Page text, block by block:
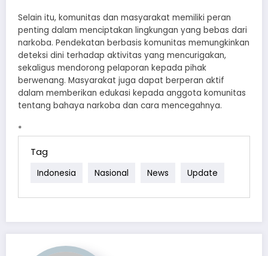
Selain itu, komunitas dan masyarakat memiliki peran
penting dalam menciptakan lingkungan yang bebas dari
narkoba. Pendekatan berbasis komunitas memungkinkan
deteksi dini terhadap aktivitas yang mencurigakan,
sekaligus mendorong pelaporan kepada pihak
berwenang. Masyarakat juga dapat berperan aktif
dalam memberikan edukasi kepada anggota komunitas
tentang bahaya narkoba dan cara mencegahnya.
*
Tag
Indonesia Nasional News Update